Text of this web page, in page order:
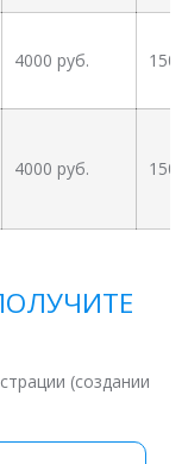
4000 руб.
4000 руб.
(создании